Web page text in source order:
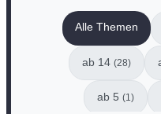
Alle Themen
ab 14 (28)
ab 5 (1)